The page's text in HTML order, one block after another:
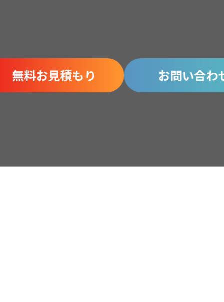
無料お見積もり お問い合わ